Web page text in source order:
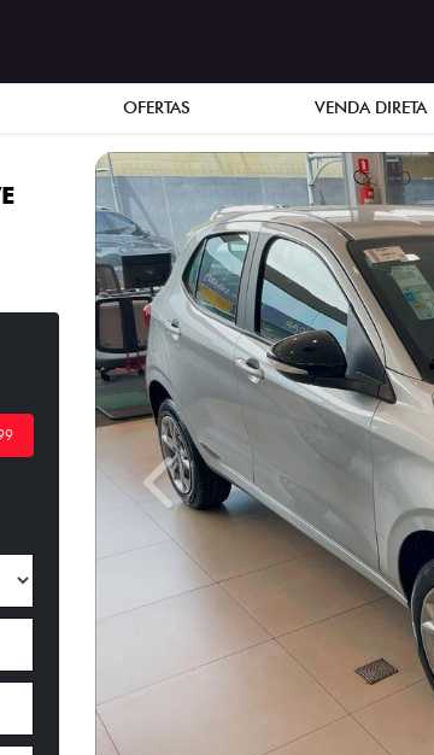
OFERTAS VENDA DIRETA
Previous